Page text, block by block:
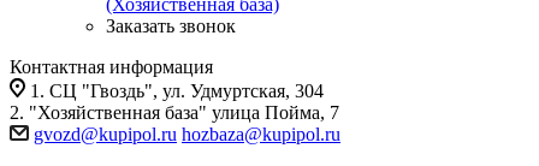
(Хозяйственная база)
Заказать звонок
Контактная информация
1. СЦ "Гвоздь", ул. Удмуртская, 304
2. "Хозяйственная база" улица Пойма, 7
gvozd@kupipol.ru hozbaza@kupipol.ru